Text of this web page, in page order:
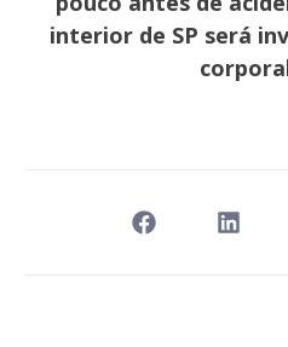
interior de SP será